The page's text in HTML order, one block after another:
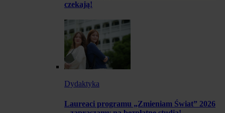
czekają!
Dydaktyka
Laureaci programu „Zmieniam Świat” 2026